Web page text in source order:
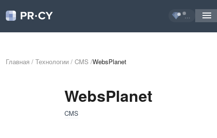
...
Главная / Технологии / CMS /WebsPlanet
WebsPlanet
CMS